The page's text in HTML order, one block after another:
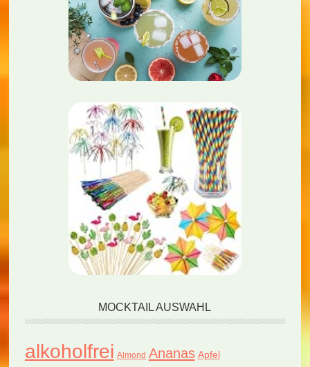
MOCKTAIL AUSWAHL
alkoholfrei Almond Ananas Apfel